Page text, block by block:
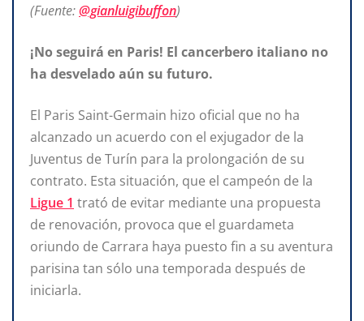
(Fuente:@gianluigibuffon)
¡No seguirá en Paris! El cancerbero italiano no
ha desvelado aún su futuro.
El Paris Saint-Germain hizo oficial que no ha
alcanzado un acuerdo con el exjugador de la
Juventus de Turín para la prolongación de su
contrato. Esta situación, que el campeón de la
Ligue 1 trató de evitar mediante una propuesta
de renovación, provoca que el guardameta
oriundo de Carrara haya puesto fin a su aventura
parisina tan sólo una temporada después de
iniciarla.